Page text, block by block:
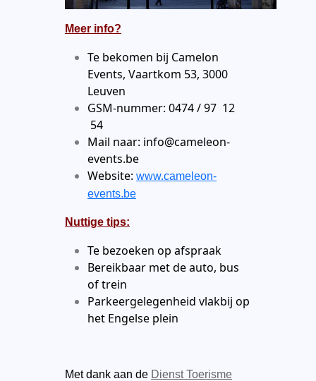
Meer info?
Te bekomen bij Camelon
Events, Vaartkom 53, 3000
Leuven
GSM-nummer: 0474 / 97 12
54
Mail naar: info@cameleon-
events.be
Website: www.cameleon-
events.be
Nuttige tips:
Te bezoeken op afspraak
Bereikbaar met de auto, bus
of trein
Parkeergelegenheid vlakbij op
het Engelse plein
Met dank aan de Dienst Toerisme